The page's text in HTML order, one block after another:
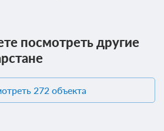
посмотреть другие
272 объекта